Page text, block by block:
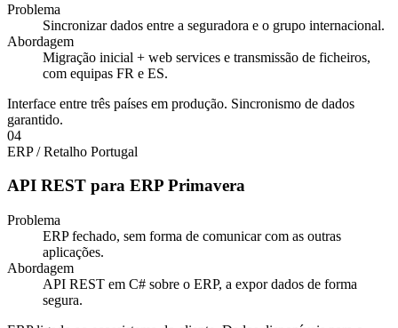
Problema
Sincronizar dados entre a seguradora e o grupo internacional.
Abordagem
Migração inicial + web services e transmissão de ficheiros,
com equipas FR e ES.
Interface entre três países em produção. Sincronismo de dados
garantido.
04
ERP / Retalho Portugal
API REST para ERP Primavera
Problema
ERP fechado, sem forma de comunicar com as outras
aplicações.
Abordagem
API REST em C# sobre o ERP, a expor dados de forma
segura.